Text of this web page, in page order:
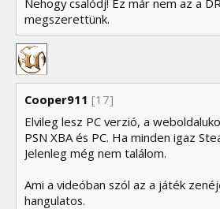
Nehogy csalódj! Ez már nem az a
megszerettünk.
Cooper911 [17]
Elvileg lesz PC verzió, a
PSN XBA és PC. Ha minden igaz
Jelenleg még nem találom.
Ami a videóban szól az a játék
hangulatos.